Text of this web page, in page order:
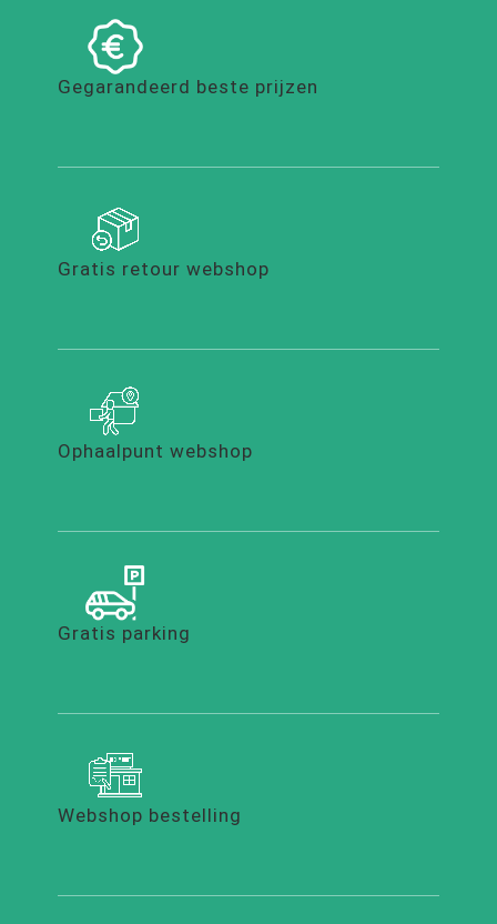
Gegarandeerd beste prijzen
Gratis retour webshop
Ophaalpunt webshop
Gratis parking
Webshop bestelling